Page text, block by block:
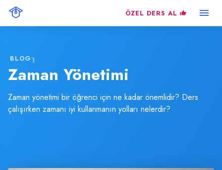
ÖZEL DERS AL
BLOG
Zaman Yönetimi
Zaman yönetimi bir öğrenci için ne kadar önemlidir? Ders
çalışırken zamanı iyi kullanmanın yolları nelerdir?